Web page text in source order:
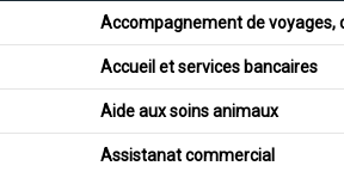
Accompagnement de voyages,
Accueil et services bancaires
Aide aux soins animaux
Assistanat commercial